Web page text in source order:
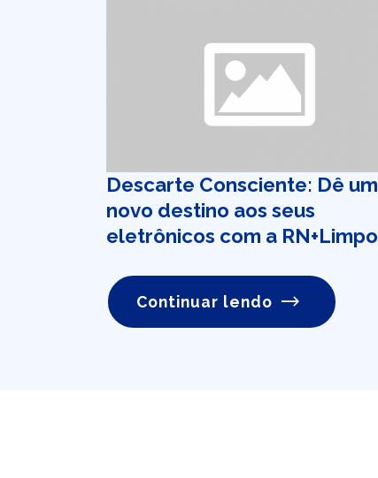
Descarte Consciente: Dê um
novo destino aos seus
eletrônicos com a RN+Limpo
Continuar lendo